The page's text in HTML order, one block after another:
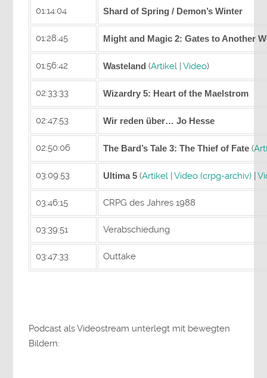
01:14:04 Shard of Spring / Demon’s Winter
01:28:45 Might and Magic 2: Gates to Another
01:56:42 Wasteland(Artikel |Video)
02:33:33 Wizardry 5: Heart of the Maelstrom
02:47:53 Wir reden über… Jo Hesse
02:50:06 The Bard’s Tale 3: The Thief of Fate(
03:09:53 Ultima 5(Artikel |Video (crpg-archiv) |
03:46:15 CRPG des Jahres 1988
03:39:51 Verabschiedung
03:47:33 Outtake
Podcast als Videostream unterlegt mit bewegten
Bildern: